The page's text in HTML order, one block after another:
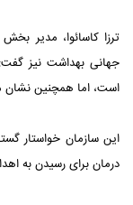
جهانی بهداشت نیز
است، اما همچنین نشان
این سازمان خواستار
درمان برای رسیدن به اهداف